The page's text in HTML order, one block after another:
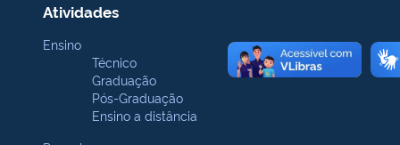
Atividades
Ensino
Técnico
Graduação
Pós-Graduação
Ensino a distância